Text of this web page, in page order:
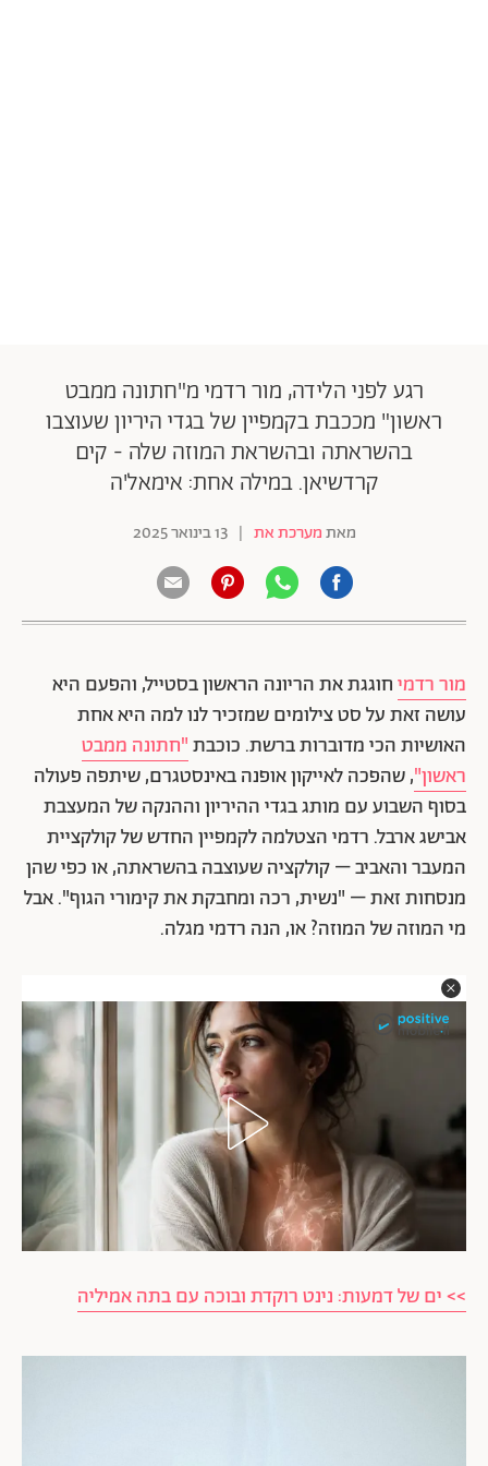
רגע לפני הלידה, מור רדמי מ"חתונה ממבט
ראשון" מככבת בקמפיין של בגדי היריון שעוצבו
בהשראתה ובהשראת המוזה שלה - קים
קרדשיאן. במילה אחת: אימאל'ה
מאתמערכת את | 13 בינואר 2025
מור רדמיחוגגת את הריונה הראשון בסטייל, והפעם היא
עושה זאת על סט צילומים שמזכיר לנו למה היא אחת
האושיות הכי מדוברות ברשת. כוכבת"חתונה ממבט
ראשון", שהפכה לאייקון אופנה באינסטגרם, שיתפה פעולה
בסוף השבוע עם מותג בגדי ההיריון וההנקה של המעצבת
אבישג ארבל. רדמי הצטלמה לקמפיין החדש של קולקציית
המעבר והאביב – קולקציה שעוצבה בהשראתה, או כפי שהן
מנסחות זאת – "נשית, רכה ומחבקת את קימורי הגוף". אבל
מי המוזה של המוזה? או, הנה רדמי מגלה.
>> ים של דמעות: נינט רוקדת ובוכה עם בתה אמיליה